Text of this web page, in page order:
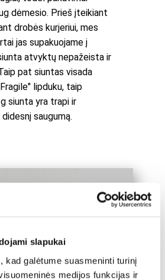
slapukai
kad galėtume suasmeninti turinį
medijos funkcijas ir
dėmesio. Prieš įteikiant
drobės kurjeriui, mes
jas supakuojame į
atvyktų nepažeista ir
pat siuntas visada
lipduku, taip
siunta yra trapi ir
saugumą.